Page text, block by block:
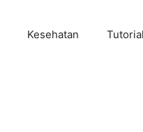
Kesehatan Tutorial